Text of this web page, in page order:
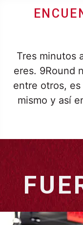
Tres minutos
eres. 9Round
entre otros,
mismo y así